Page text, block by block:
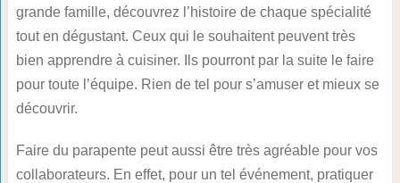
grande famille, découvrez l’histoire de chaque spécialité
tout en dégustant. Ceux qui le souhaitent peuvent très
bien apprendre à cuisiner. Ils pourront par la suite le faire
pour toute l’équipe. Rien de tel pour s’amuser et mieux se
découvrir.
Faire du parapente peut aussi être très agréable pour vos
collaborateurs. En effet, pour un tel événement, pratiquer